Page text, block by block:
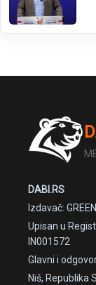
DABI.RS
Izdavač:
Upisan u
IN001572
Glavni i
Niš, Republika